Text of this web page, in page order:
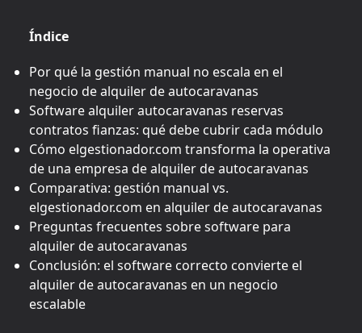
Índice
Por qué la gestión manual no escala en el
negocio de alquiler de autocaravanas
Software alquiler autocaravanas reservas
contratos fianzas: qué debe cubrir cada módulo
Cómo elgestionador.com transforma la operativa
de una empresa de alquiler de autocaravanas
Comparativa: gestión manual vs.
elgestionador.com en alquiler de autocaravanas
Preguntas frecuentes sobre software para
alquiler de autocaravanas
Conclusión: el software correcto convierte el
alquiler de autocaravanas en un negocio
escalable